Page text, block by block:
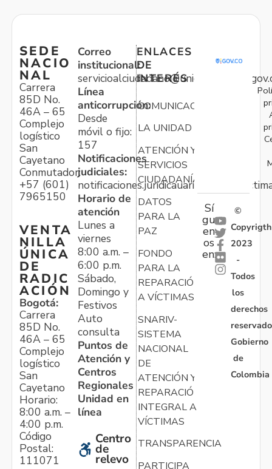
SEDE
NACIO
NAL
Carrera
85D No.
46A – 65
Complejo
logístico
San
Cayetano
Conmutador:
+57 (601)
7965150
VENTA
NILLA
ÚNICA
DE
RADIC
ACIÓN
Bogotá:
Carrera
85D No.
46A – 65
Complejo
logístico
San
Cayetano
Horario:
8:00 a.m. –
4:00 p.m.
Código
Postal:
111071
Correo
institucional:
Línea
anticorrupción:
Desde
móvil o fijo:
157
Notificaciones
judiciales:
Horario de
atención
Lunes a
viernes
8:00 a.m. –
6:00 p.m.
Sábado,
Domingo y
Festivos
Auto
consulta
Puntos de
Atención y
Centros
Regionales
Unidad en
línea
Centro
de
relevo
ENLACES
DE
INTERÉS
COMUNICACIONES
LA UNIDAD
ATENCIÓN Y
SERVICIOS
CIUDADANÍA
DATOS
PARA LA
PAZ
FONDO
PARA LA
REPARACIÓN
A VÍCTIMAS
SNARIV-
SISTEMA
NACIONAL
DE
ATENCIÓN Y
REPARACIÓN
INTEGRAL A
VÍCTIMAS
TRANSPARENCIA
PARTICIPA
Sí
gu
en
os
en:
©
Copyrigth
2023
-
Todos
los
derechos
Gobierno
de
Colombia